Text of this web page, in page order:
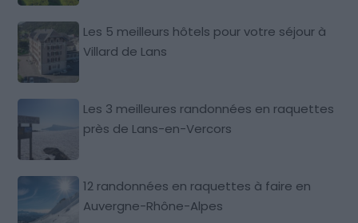
Les 5 meilleurs hôtels pour votre séjour à
Villard de Lans
Les 3 meilleures randonnées en raquettes
près de Lans-en-Vercors
12 randonnées en raquettes à faire en
Auvergne-Rhône-Alpes